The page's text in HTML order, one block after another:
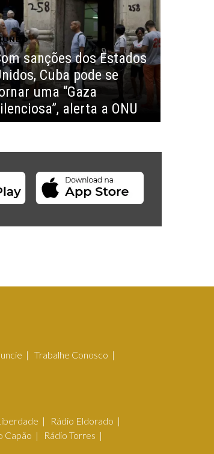
sanções dos Estados
Cuba pode se
uma “Gaza
alerta a ONU
Trabalhe Conosco
Rádio Eldorado
Capão
Rádio Torres